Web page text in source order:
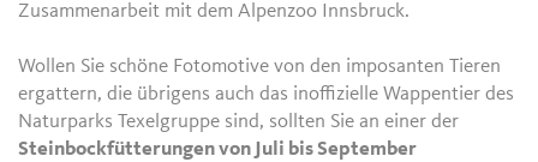
Zusammenarbeit mit dem Alpenzoo Innsbruck.
Wollen Sie schöne Fotomotive von den imposanten Tieren
ergattern, die übrigens auch das inoffizielle Wappentier des
Naturparks Texelgruppe sind, sollten Sie an einer der
Steinbockfütterungen von Juli bis September